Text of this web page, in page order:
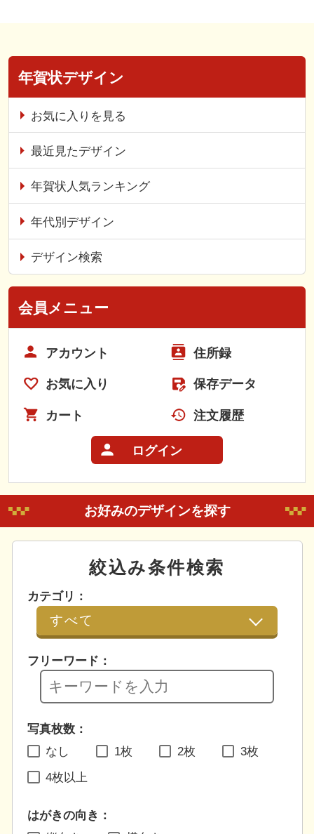
年賀状デザイン
お気に入りを見る
最近見たデザイン
年賀状人気ランキング
年代別デザイン
デザイン検索
会員メニュー
アカウント 住所録
お気に入り 保存データ
カート 注文履歴
ログイン
お好みのデザインを探す
絞込み条件検索
カテゴリ：
フリーワード：
写真枚数：
なし
1枚 2枚 3枚
4枚以上
はがきの向き：